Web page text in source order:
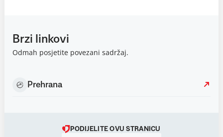
Brzi linkovi
Odmah posjetite povezani sadržaj.
Prehrana
PODIJELITE OVU STRANICU